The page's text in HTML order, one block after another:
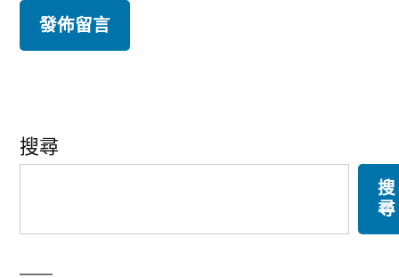
搜尋
搜
尋